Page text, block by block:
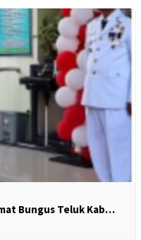
Bungus Teluk Kab…